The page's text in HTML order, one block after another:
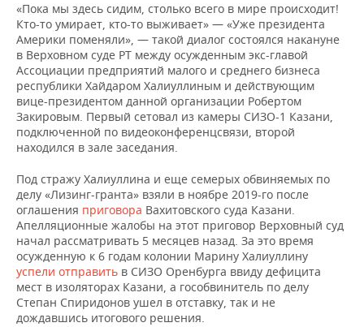
«Пока мы здесь сидим, столько всего в мире происходит!
Кто-то умирает, кто-то выживает» — «Уже президента
Америки поменяли», — такой диалог состоялся накануне
в Верховном суде РТ между осужденным экс-главой
Ассоциации предприятий малого и среднего бизнеса
республики Хайдаром Халиуллиным и действующим
вице-президентом данной организации Робертом
Закировым. Первый сетовал из камеры СИЗО-1 Казани,
подключенной по видеоконференцсвязи, второй
находился в зале заседания.
Под стражу Халиуллина и еще семерых обвиняемых по
делу «Лизинг-гранта» взяли в ноябре 2019-го после
оглашения приговора Вахитовского суда Казани.
Апелляционные жалобы на этот приговор Верховный суд
начал рассматривать 5 месяцев назад. За это время
осужденную к 6 годам колонии Марину Халиуллину
успели отправить в СИЗО Оренбурга ввиду дефицита
мест в изоляторах Казани, а гособвинитель по делу
Степан Спиридонов ушел в отставку, так и не
дождавшись итогового решения.